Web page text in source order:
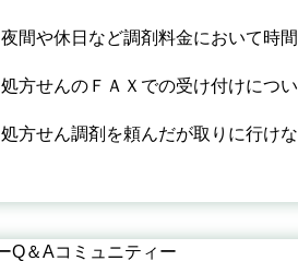
夜間や休日など調剤料金において時
処方せんのＦＡＸでの受け付けにつ
処方せん調剤を頼んだが取りに行け